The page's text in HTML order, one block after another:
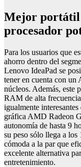
Mejor portátil
procesador
Para los usuarios que
ahorro dentro del
Lenovo IdeaPad se
tener en cuenta con
núcleos. Además, este
RAM de alta
igualmente
gráfica AMD Radeon
autonomía de hasta 9
su peso sólo llega a
cómoda a la par que
excelente alternativa
entretenimiento.